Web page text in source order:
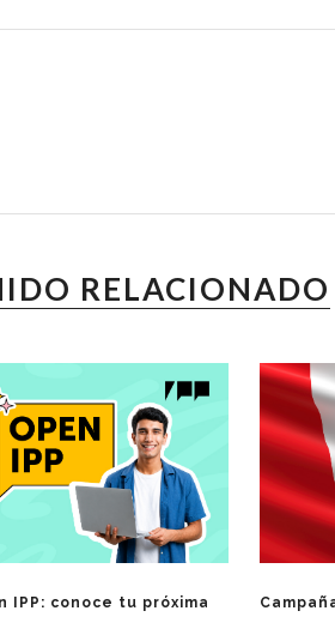
RELACIONADO
IPP: conoce tu próxima